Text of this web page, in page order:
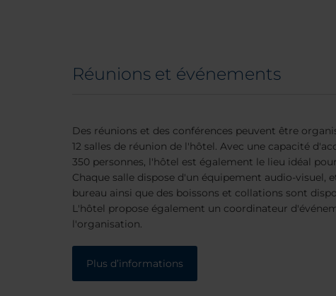
Réunions et événements
Des réunions et des conférences peuvent être
12 salles de réunion de l'hôtel. Avec une capacité
350 personnes, l'hôtel est également le lieu idéal
Chaque salle dispose d'un équipement audio-visuel,
bureau ainsi que des boissons et collations sont
L'hôtel propose également un coordinateur
l'organisation.
Plus d’informations